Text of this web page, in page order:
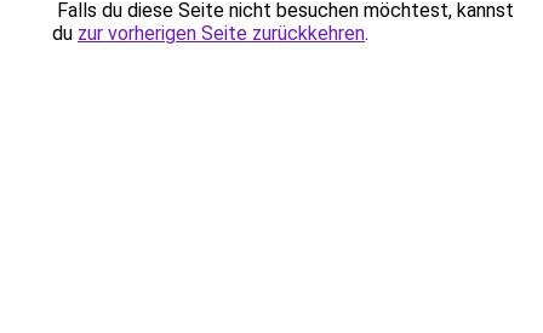
Falls du diese Seite nicht besuchen möchtest, kannst
du zur vorherigen Seite zurückkehren.